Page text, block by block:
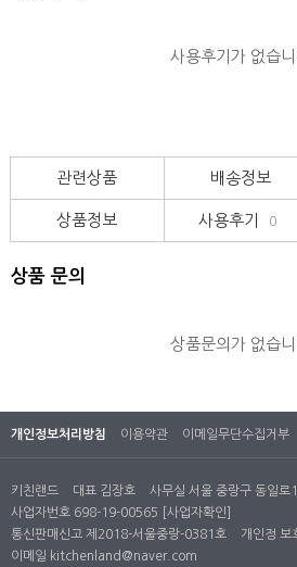
사용후기가 없습니
관련상품 배송정보
상품정보 사용후기 0
상품 문의
상품문의가 없습니
개인정보처리방침 이용약관 이메일무단수집거부
키친랜드 대표 김장호
사무실 서울 중랑구 동일
사업자번호 698-19-00565
[사업자확인]
통신판매신고 제2018-서울중랑-0381호
개인정 보
이메일 kitchenland@naver.com